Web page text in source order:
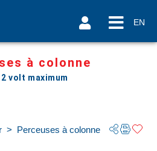
EN
à colonne
volt maximum
> Perceuses à colonne